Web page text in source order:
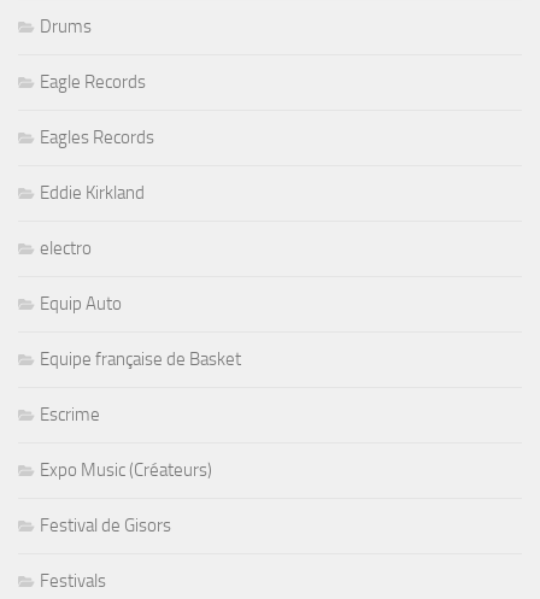
Drums
Eagle Records
Eagles Records
Eddie Kirkland
electro
Equip Auto
Equipe française de Basket
Escrime
Expo Music (Créateurs)
Festival de Gisors
Festivals